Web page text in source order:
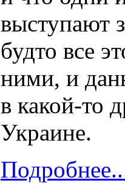
выступают
будто все
ними, и
в какой-то
Украине.